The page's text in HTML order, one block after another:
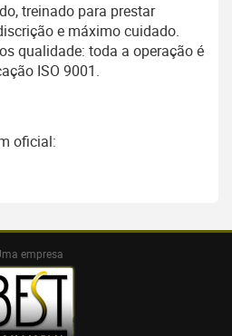
treinado para prestar
e máximo cuidado.
qualidade: toda a operação é
ISO 9001.
oficial:
empresa